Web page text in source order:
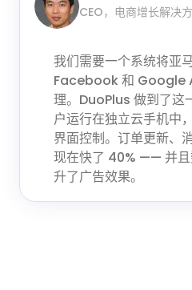
CEO，电商增长解决
我们需要一个系统将亚
Facebook 和 Google
理。DuoPlus 做到了这
户运行在独立云手机中
界面控制。订单更新、
现在快了 40% —— 并
升了广告效果。